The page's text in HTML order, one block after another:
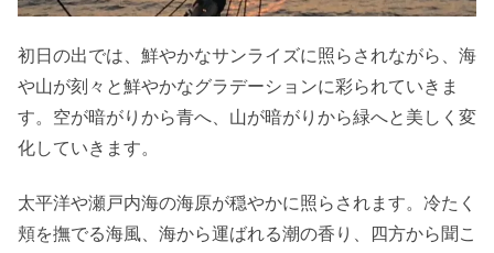
初日の出では、鮮やかなサンライズに照らされながら、海
や山が刻々と鮮やかなグラデーションに彩られていきま
す。空が暗がりから青へ、山が暗がりから緑へと美しく変
化していきます。
太平洋や瀬戸内海の海原が穏やかに照らされます。冷たく
頬を撫でる海風、海から運ばれる潮の香り、四方から聞こ